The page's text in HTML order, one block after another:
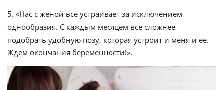
5. «Нас с женой все устраивает за исключением
однообразия. С каждым месяцем все сложнее
подобрать удобную позу, которая устроит и меня и ее.
Ждем окончания беременности!».